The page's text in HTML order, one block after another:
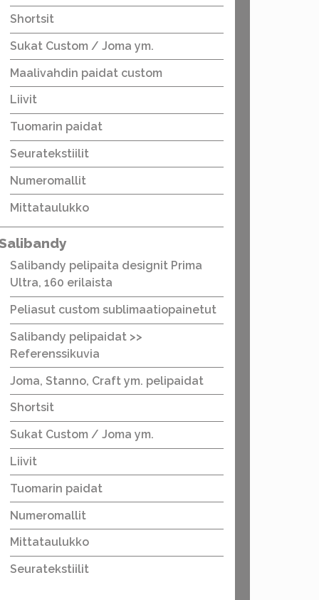
Shortsit
Sukat Custom / Joma ym.
Maalivahdin paidat custom
Liivit
Tuomarin paidat
Seuratekstiilit
Numeromallit
Mittataulukko
Salibandy pelipaita designit Prima
Ultra, 160 erilaista
Peliasut custom sublimaatiopainetut
Salibandy pelipaidat >>
Referenssikuvia
Joma, Stanno, Craft ym. pelipaidat
Shortsit
Sukat Custom / Joma ym.
Liivit
Tuomarin paidat
Numeromallit
Mittataulukko
Seuratekstiilit